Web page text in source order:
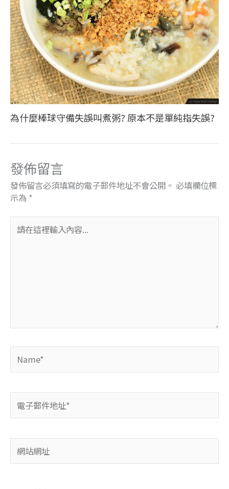
為什麼棒球守備失誤叫煮粥? 原本不是單純指失誤?
發佈留言
發佈留言必須填寫的電子郵件地址不會公開。 必填欄位標
示為 *
在
郵
地
址站